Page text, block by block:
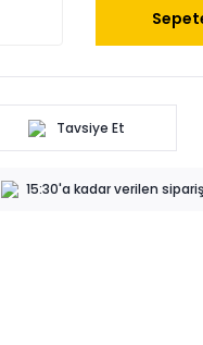
Tavsiye Et
15:30'a kadar verilen